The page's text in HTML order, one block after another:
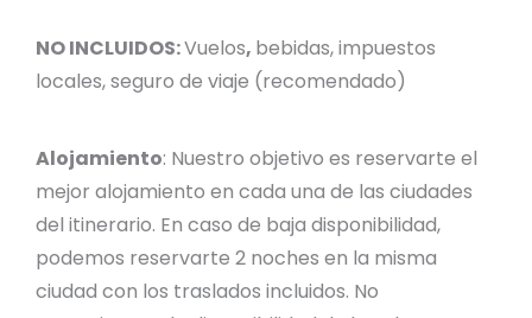
NO INCLUIDOS:Vuelos, bebidas, impuestos
locales, seguro de viaje (recomendado)
Alojamiento: Nuestro objetivo es reservarte el
mejor alojamiento en cada una de las ciudades
del itinerario. En caso de baja disponibilidad,
podemos reservarte 2 noches en la misma
ciudad con los traslados incluidos. No